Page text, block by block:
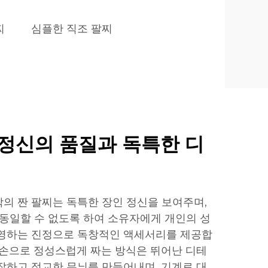
심플한 직조 팔찌
신의 품질과 독특한 디
짠 팔찌는 독특한 장인 정신을 보여주며,
일할 수 없도록 하여 소유자에게 개인의 성
하는 진정으로 독창적인 액세서리를 제공합
으로 정성스럽게 짜는 방식은 뛰어난 디테